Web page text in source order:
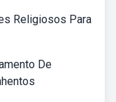
Religiosos Para
De